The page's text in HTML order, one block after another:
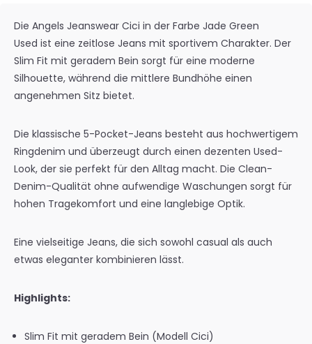
Die Angels Jeanswear Cici in der Farbe Jade Green
Used ist eine zeitlose Jeans mit sportivem Charakter. Der
Slim Fit mit geradem Bein sorgt für eine moderne
Silhouette, während die mittlere Bundhöhe einen
angenehmen Sitz bietet.
Die klassische 5-Pocket-Jeans besteht aus hochwertigem
Ringdenim und überzeugt durch einen dezenten Used-
Look, der sie perfekt für den Alltag macht. Die Clean-
Denim-Qualität ohne aufwendige Waschungen sorgt für
hohen Tragekomfort und eine langlebige Optik.
Eine vielseitige Jeans, die sich sowohl casual als auch
etwas eleganter kombinieren lässt.
Highlights:
Slim Fit mit geradem Bein (Modell Cici)